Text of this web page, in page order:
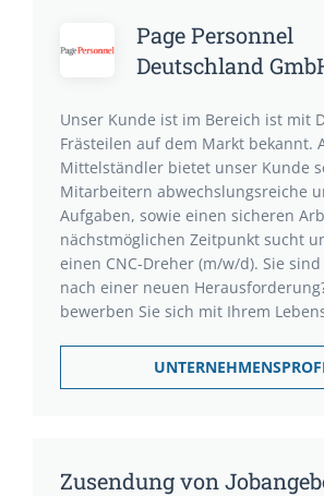
Page Personnel
Deutschland
Unser Kunde ist im Bereich ist mit
Frästeilen auf dem Markt bekannt.
Mittelständler bietet unser Kunde
Mitarbeitern abwechslungsreiche
Aufgaben, sowie einen sicheren
nächstmöglichen Zeitpunkt sucht
einen CNC-Dreher (m/w/d). Sie
nach einer neuen
bewerben Sie sich mit Ihrem
Zusendung von